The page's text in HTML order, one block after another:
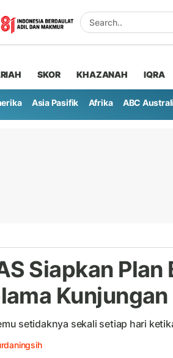
SKOR KHAZANAH IQRA
Asia Pasifik Afrika ABC
Siapkan Plan
setidaknya sekali setiap hari